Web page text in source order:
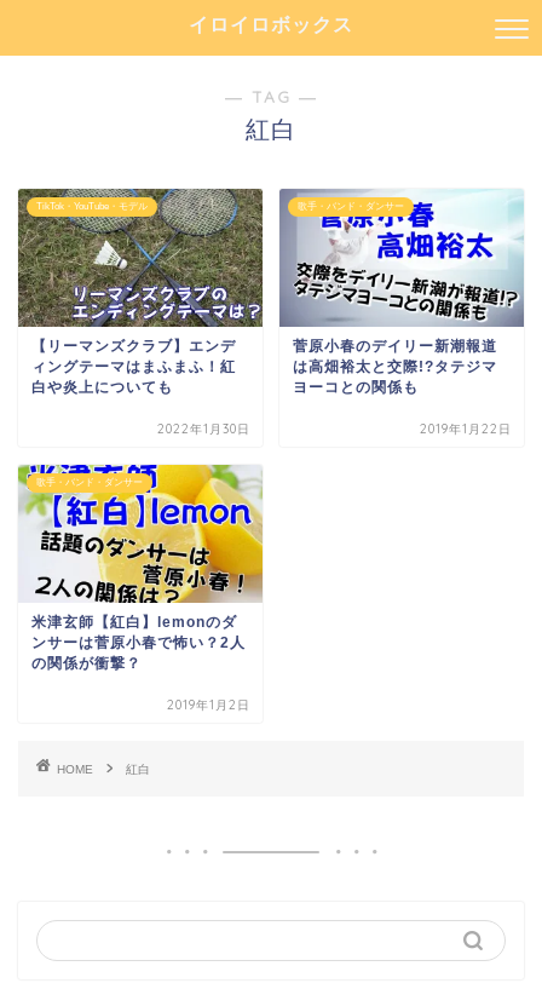
イロイロボックス
― TAG ―
紅白
TikTok・YouTube・モデル
【リーマンズクラブ】エンデ
ィングテーマはまふまふ！紅
白や炎上についても
2022年1月30日
歌手・バンド・ダンサー
菅原小春のデイリー新潮報道
は高畑裕太と交際!?タテジマ
ヨーコとの関係も
2019年1月22日
歌手・バンド・ダンサー
米津玄師【紅白】lemonのダ
ンサーは菅原小春で怖い？2人
の関係が衝撃？
2019年1月2日
HOME 紅白